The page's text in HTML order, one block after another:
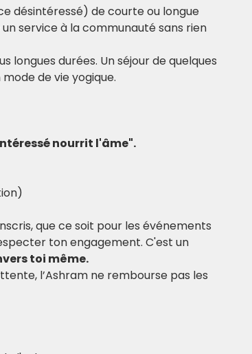
désintéressé) de courte ou longue
service à la communauté sans rien
longues durées. Un séjour de quelques
de vie yogique.
nourrit l'âme".
que ce soit pour les événements
ton engagement. C'est un
toi même.
l’Ashram ne rembourse pas les